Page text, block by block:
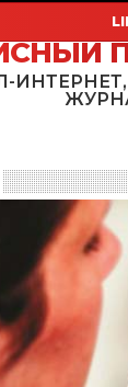
ИНТЕРНЕТ,